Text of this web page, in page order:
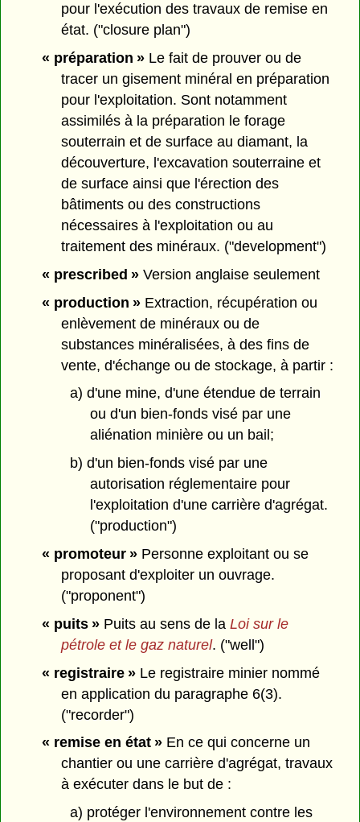
pour l'exécution des travaux de remise en
état. ("closure plan")
« préparation »Le fait de prouver ou de
tracer un gisement minéral en préparation
pour l'exploitation. Sont notamment
assimilés à la préparation le forage
souterrain et de surface au diamant, la
découverture, l'excavation souterraine et
de surface ainsi que l'érection des
bâtiments ou des constructions
nécessaires à l'exploitation ou au
traitement des minéraux. ("development")
« prescribed »Version anglaise seulement
« production »Extraction, récupération ou
enlèvement de minéraux ou de
substances minéralisées, à des fins de
vente, d'échange ou de stockage, à partir :
a) d'une mine, d'une étendue de terrain
ou d'un bien-fonds visé par une
aliénation minière ou un bail;
b) d'un bien-fonds visé par une
autorisation réglementaire pour
l'exploitation d'une carrière d'agrégat.
("production")
« promoteur »Personne exploitant ou se
proposant d'exploiter un ouvrage.
("proponent")
« puits »Puits au sens de la Loi sur le
pétrole et le gaz naturel. ("well")
« registraire »Le registraire minier nommé
en application du paragraphe 6(3).
("recorder")
« remise en état »En ce qui concerne un
chantier ou une carrière d'agrégat, travaux
à exécuter dans le but de :
a) protéger l'environnement contre les